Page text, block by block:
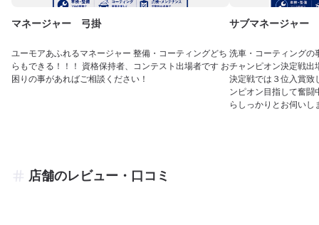
マネージャー 弓掛
ユーモアあふれるマネージャー 整備・コーティングどち
らもできる！！！ 資格保持者、コンテスト出場者です お
困りの事があればご相談ください！
サブマネージャー
洗車・コーティングの
チャンピオン決定戦出
決定戦では３位入賞致
ンピオン目指して奮闘
らしっかりとお伺いし
店舗のレビュー・口コミ